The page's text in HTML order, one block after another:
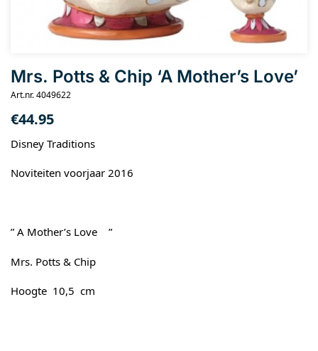
Mrs. Potts & Chip ‘A Mother’s Love’
Art.nr. 4049622
€44.95
Disney Traditions
Noviteiten voorjaar 2016
” A Mother’s Love ”
Mrs. Potts & Chip
Hoogte 10,5 cm